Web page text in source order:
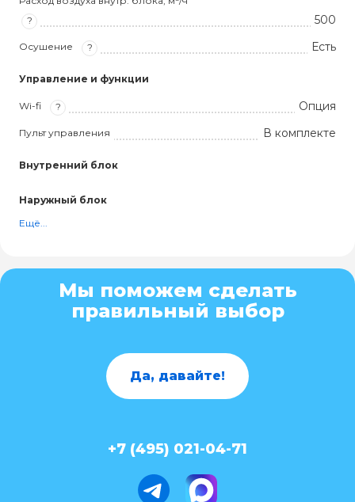
?
500
Осушение ? Есть
Управление и функции
Wi-fi ? Опция
Пульт управления В комплекте
Внутренний блок
Наружный блок
Ещё...
Мы поможем сделать
правильный выбор
Да, давайте!
+7 (495) 021-04-71